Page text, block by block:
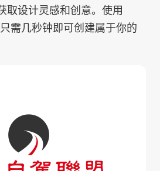
LOGO模板
取设计灵感和创意。使用
需几秒钟即可创建属于你的